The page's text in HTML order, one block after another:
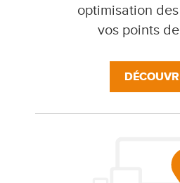
optimisation
vos points